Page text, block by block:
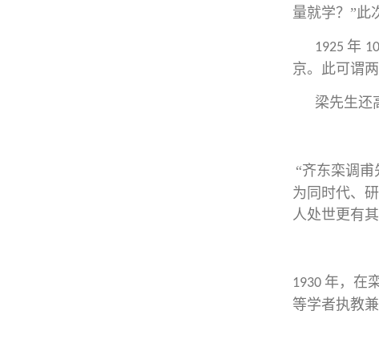
量就学？”此
1925 年 10
京。此可谓
梁先生还
“齐东栾调
为同时代、
人处世更有
1930 年，在
等学者执教